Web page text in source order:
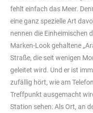
fehlt einfach das Meer.
eine ganz spezielle Art
nennen die Einheimischen
Marken-Look gehaltene
Straße, die seit wenigen
geleitet wird. Und er ist
zufällig hört, wie am
Treffpunkt ausgemacht
Station sehen: Als Ort, an